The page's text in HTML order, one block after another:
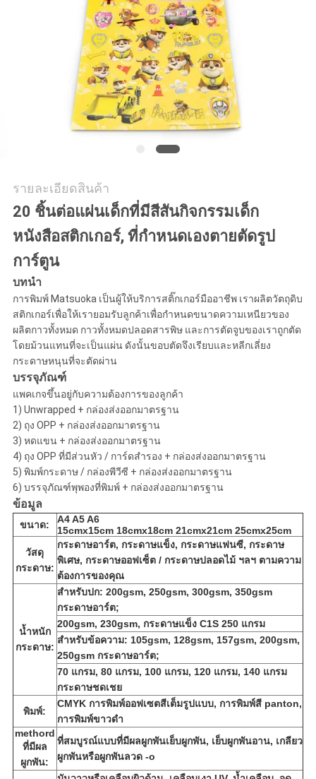
รายละเอียดสินค้า
20 ชิ้นต่อแผ่นเด็กที่มีสีสันกิจกรรมเด็ก
หนังสือสติกเกอร์, ที่กำหนดเองตายตัดรูป
การ์ตูน
บทนำ
การพิมพ์ Matsuoka เป็นผู้ให้บริการสติ๊กเกอร์มืออาชีพ เราผลิตวัตถุดิบ
สติกเกอร์เพื่อให้เรายอมรับลูกค้าเพื่อกำหนดขนาดความเหนียวของ
ผลิตกาวทั้งหมด กาวทั้งหมดปลอดสารพิษ และการตัดจูบของเราถูกตัด
โดยม้วนแทนที่จะเป็นแผ่น ดังนั้นขอบตัดจึงเรียบและหลีกเลี่ยง
กระดาษหนุนที่จะตัดผ่าน
บรรจุภัณฑ์
แพคเกจขึ้นอยู่กับความต้องการของลูกค้า
1) Unwrapped + กล่องส่งออกมาตรฐาน
2) ถุง OPP + กล่องส่งออกมาตรฐาน
3) หดแขน + กล่องส่งออกมาตรฐาน
4) ถุง OPP ที่มีส่วนหัว / การ์ดสำรอง + กล่องส่งออกมาตรฐาน
5) พิมพ์กระดาษ / กล่องพีวีซี + กล่องส่งออกมาตรฐาน
6) บรรจุภัณฑ์พุพองที่พิมพ์ + กล่องส่งออกมาตรฐาน
ข้อมูล
ขนาด:
A4 A5 A6
15cmx15cm 18cmx18cm 21cmx21cm 25cmx25cm
วัสดุ
กระดาษ:
กระดาษอาร์ต, กระดาษแข็ง, กระดาษแฟนซี, กระดาษ
พิเศษ, กระดาษออฟเซ็ต / กระดาษปลอดไม้ ฯลฯ ตามความ
ต้องการของคุณ
น้ำหนัก
กระดาษ:
สำหรับปก: 200gsm, 250gsm, 300gsm, 350gsm
กระดาษอาร์ต;
200gsm, 230gsm, กระดาษแข็ง C1S 250 แกรม
สำหรับข้อความ: 105gsm, 128gsm, 157gsm, 200gsm,
250gsm กระดาษอาร์ต;
70 แกรม, 80 แกรม, 100 แกรม, 120 แกรม, 140 แกรม
กระดาษชดเชย
พิมพ์:
CMYK การพิมพ์ออฟเซตสีเต็มรูปแบบ, การพิมพ์สี panton,
การพิมพ์ขาวดำ
methord
ที่มีผล
ผูกพัน:
ที่สมบูรณ์แบบที่มีผลผูกพันเย็บผูกพัน, เย็บผูกพันอาน, เกลียว
ผูกพันหรือผูกพันลวด -o